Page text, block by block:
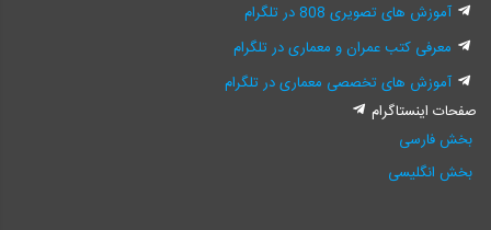
آموزش های تصویری 808 در تلگرام
معرفی کتب عمران و معماری در تلگرام
آموزش های تخصصی معماری در تلگرام
صفحات اینستاگرام
بخش فارسی
بخش انگلیسی